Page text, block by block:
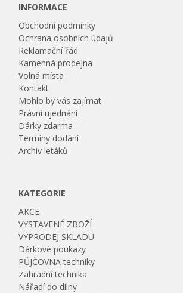
INFORMACE
Obchodní podmínky
Ochrana osobních údajů
Reklamační řád
Kamenná prodejna
Volná místa
Kontakt
Mohlo by vás zajímat
Právní ujednání
Dárky zdarma
Termíny dodání
Archiv letáků
KATEGORIE
AKCE
VYSTAVENÉ ZBOŽÍ
VÝPRODEJ SKLADU
Dárkové poukazy
PŮJČOVNA techniky
Zahradní technika
Nářadí do dílny